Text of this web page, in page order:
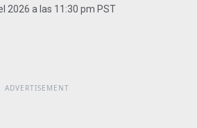
2026 a las 11:30 pm PST